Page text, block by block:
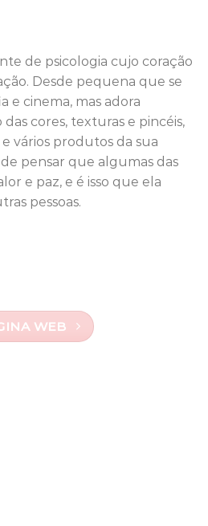
de psicologia cujo coração
Desde pequena que se
e cinema, mas adora
cores, texturas e pincéis,
vários produtos da sua
pensar que algumas das
e paz, e é isso que ela
pessoas.
WEB